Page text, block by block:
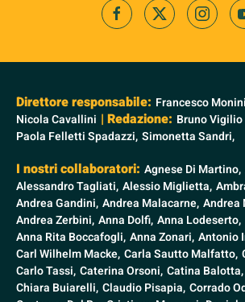
Direttore responsabile: Francesco Monini
Nicola Cavallini | Redazione: Bruno Vigilio
Paola Felletti Spadazzi, Simonetta Sandri,
I nostri collaboratori: Agnese Di Martino,
Alessandro Tagliati, Alessio Miglietta,
Andrea Gandini, Andrea Malacarne, Andrea
Andrea Zerbini, Anna Dolfi, Anna Lodeserto,
Anna Rita Boccafogli, Anna Zonari, Antonio
Carl Wilhelm Macke, Carla Sautto Malfatto,
Carlo Tassi, Caterina Orsoni, Catina Balotta,
Chiara Buiarelli, Claudio Pisapia, Corrado